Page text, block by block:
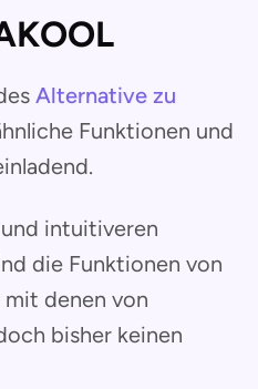
Alternative zu
Funktionen und
intuitiveren
die Funktionen von
denen von
bisher keinen